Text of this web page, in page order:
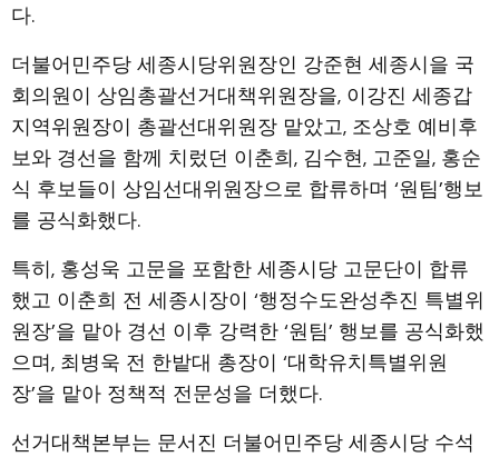
다.
더불어민주당 세종시당위원장인 강준현 세종시을 국
회의원이 상임총괄선거대책위원장을, 이강진 세종갑
지역위원장이 총괄선대위원장 맡았고, 조상호 예비후
보와 경선을 함께 치렀던 이춘희, 김수현, 고준일, 홍순
식 후보들이 상임선대위원장으로 합류하며 ‘원팀’행보
를 공식화했다.
특히, 홍성욱 고문을 포함한 세종시당 고문단이 합류
했고 이춘희 전 세종시장이 ‘행정수도완성추진 특별위
원장’을 맡아 경선 이후 강력한 ‘원팀’ 행보를 공식화했
으며, 최병욱 전 한밭대 총장이 ‘대학유치특별위원
장’을 맡아 정책적 전문성을 더했다.
선거대책본부는 문서진 더불어민주당 세종시당 수석